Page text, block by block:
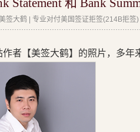
Statement 和 Bank
签大鹤 | 专业对付美国签证拒签(214B拒签)
作者【美签大鹤】的照片，多